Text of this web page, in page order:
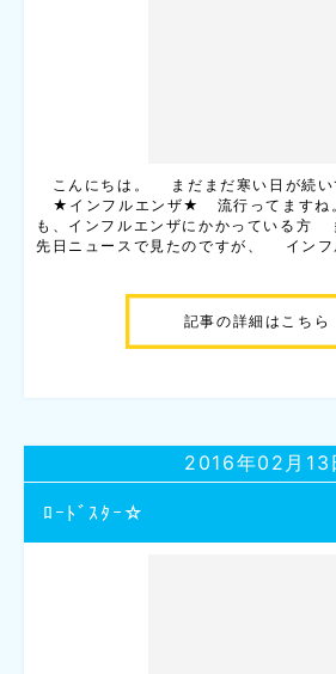
こんにちは。 まだまだ寒い日が続い
★インフルエンザ★ 流行ってますね
も、インフルエンザにかかっている
先日ニュースで見たのですが、 イン
記事の詳細はこちら
ﾛｰﾄﾞｽﾀｰ☆
2016年02月13